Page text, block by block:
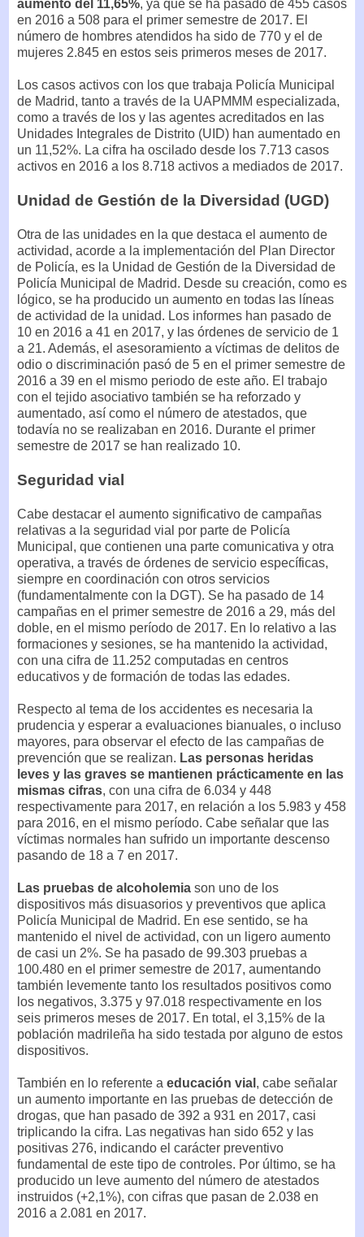
aumento del 11,65%, ya que se ha pasado de 455 casos
en 2016 a 508 para el primer semestre de 2017. El
número de hombres atendidos ha sido de 770 y el de
mujeres 2.845 en estos seis primeros meses de 2017.
Los casos activos con los que trabaja Policía Municipal
de Madrid, tanto a través de la UAPMMM especializada,
como a través de los y las agentes acreditados en las
Unidades Integrales de Distrito (UID) han aumentado en
un 11,52%. La cifra ha oscilado desde los 7.713 casos
activos en 2016 a los 8.718 activos a mediados de 2017.
Unidad de Gestión de la Diversidad (UGD)
Otra de las unidades en la que destaca el aumento de
actividad, acorde a la implementación del Plan Director
de Policía, es la Unidad de Gestión de la Diversidad de
Policía Municipal de Madrid. Desde su creación, como es
lógico, se ha producido un aumento en todas las líneas
de actividad de la unidad. Los informes han pasado de
10 en 2016 a 41 en 2017, y las órdenes de servicio de 1
a 21. Además, el asesoramiento a víctimas de delitos de
odio o discriminación pasó de 5 en el primer semestre de
2016 a 39 en el mismo periodo de este año. El trabajo
con el tejido asociativo también se ha reforzado y
aumentado, así como el número de atestados, que
todavía no se realizaban en 2016. Durante el primer
semestre de 2017 se han realizado 10.
Seguridad vial
Cabe destacar el aumento significativo de campañas
relativas a la seguridad vial por parte de Policía
Municipal, que contienen una parte comunicativa y otra
operativa, a través de órdenes de servicio específicas,
siempre en coordinación con otros servicios
(fundamentalmente con la DGT). Se ha pasado de 14
campañas en el primer semestre de 2016 a 29, más del
doble, en el mismo período de 2017. En lo relativo a las
formaciones y sesiones, se ha mantenido la actividad,
con una cifra de 11.252 computadas en centros
educativos y de formación de todas las edades.
Respecto al tema de los accidentes es necesaria la
prudencia y esperar a evaluaciones bianuales, o incluso
mayores, para observar el efecto de las campañas de
prevención que se realizan. Las personas heridas
leves y las graves se mantienen prácticamente en las
mismas cifras, con una cifra de 6.034 y 448
respectivamente para 2017, en relación a los 5.983 y 458
para 2016, en el mismo período. Cabe señalar que las
víctimas normales han sufrido un importante descenso
pasando de 18 a 7 en 2017.
Las pruebas de alcoholemia son uno de los
dispositivos más disuasorios y preventivos que aplica
Policía Municipal de Madrid. En ese sentido, se ha
mantenido el nivel de actividad, con un ligero aumento
de casi un 2%. Se ha pasado de 99.303 pruebas a
100.480 en el primer semestre de 2017, aumentando
también levemente tanto los resultados positivos como
los negativos, 3.375 y 97.018 respectivamente en los
seis primeros meses de 2017. En total, el 3,15% de la
población madrileña ha sido testada por alguno de estos
dispositivos.
También en lo referente a educación vial , cabe señalar
un aumento importante en las pruebas de detección de
drogas, que han pasado de 392 a 931 en 2017, casi
triplicando la cifra. Las negativas han sido 652 y las
positivas 276, indicando el carácter preventivo
fundamental de este tipo de controles. Por último, se ha
producido un leve aumento del número de atestados
instruidos (+2,1%), con cifras que pasan de 2.038 en
2016 a 2.081 en 2017.